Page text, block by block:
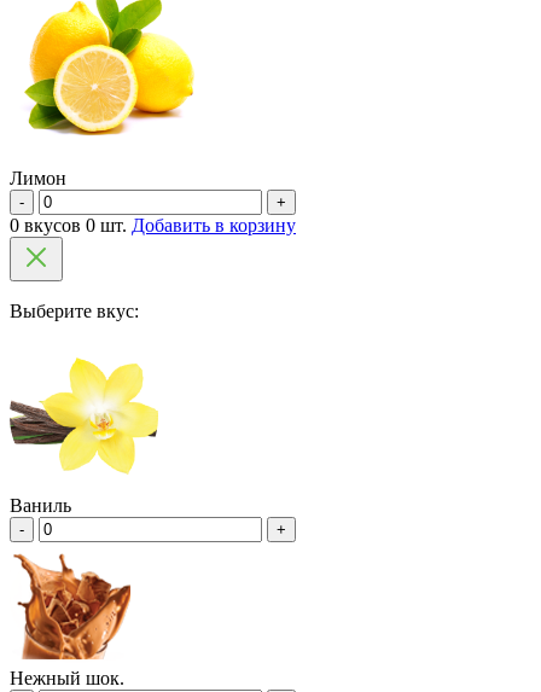
Лимон
- +
0 вкусов 0 шт. Добавить в корзину
Выберите вкус:
Ваниль
- +
Нежный шок.